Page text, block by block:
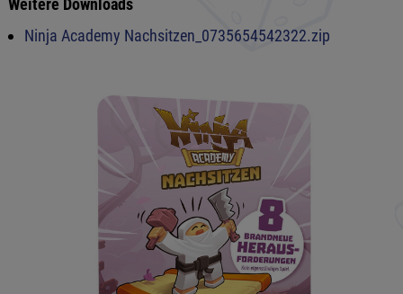
Weitere Downloads
Ninja Academy Nachsitzen_0735654542322.zip